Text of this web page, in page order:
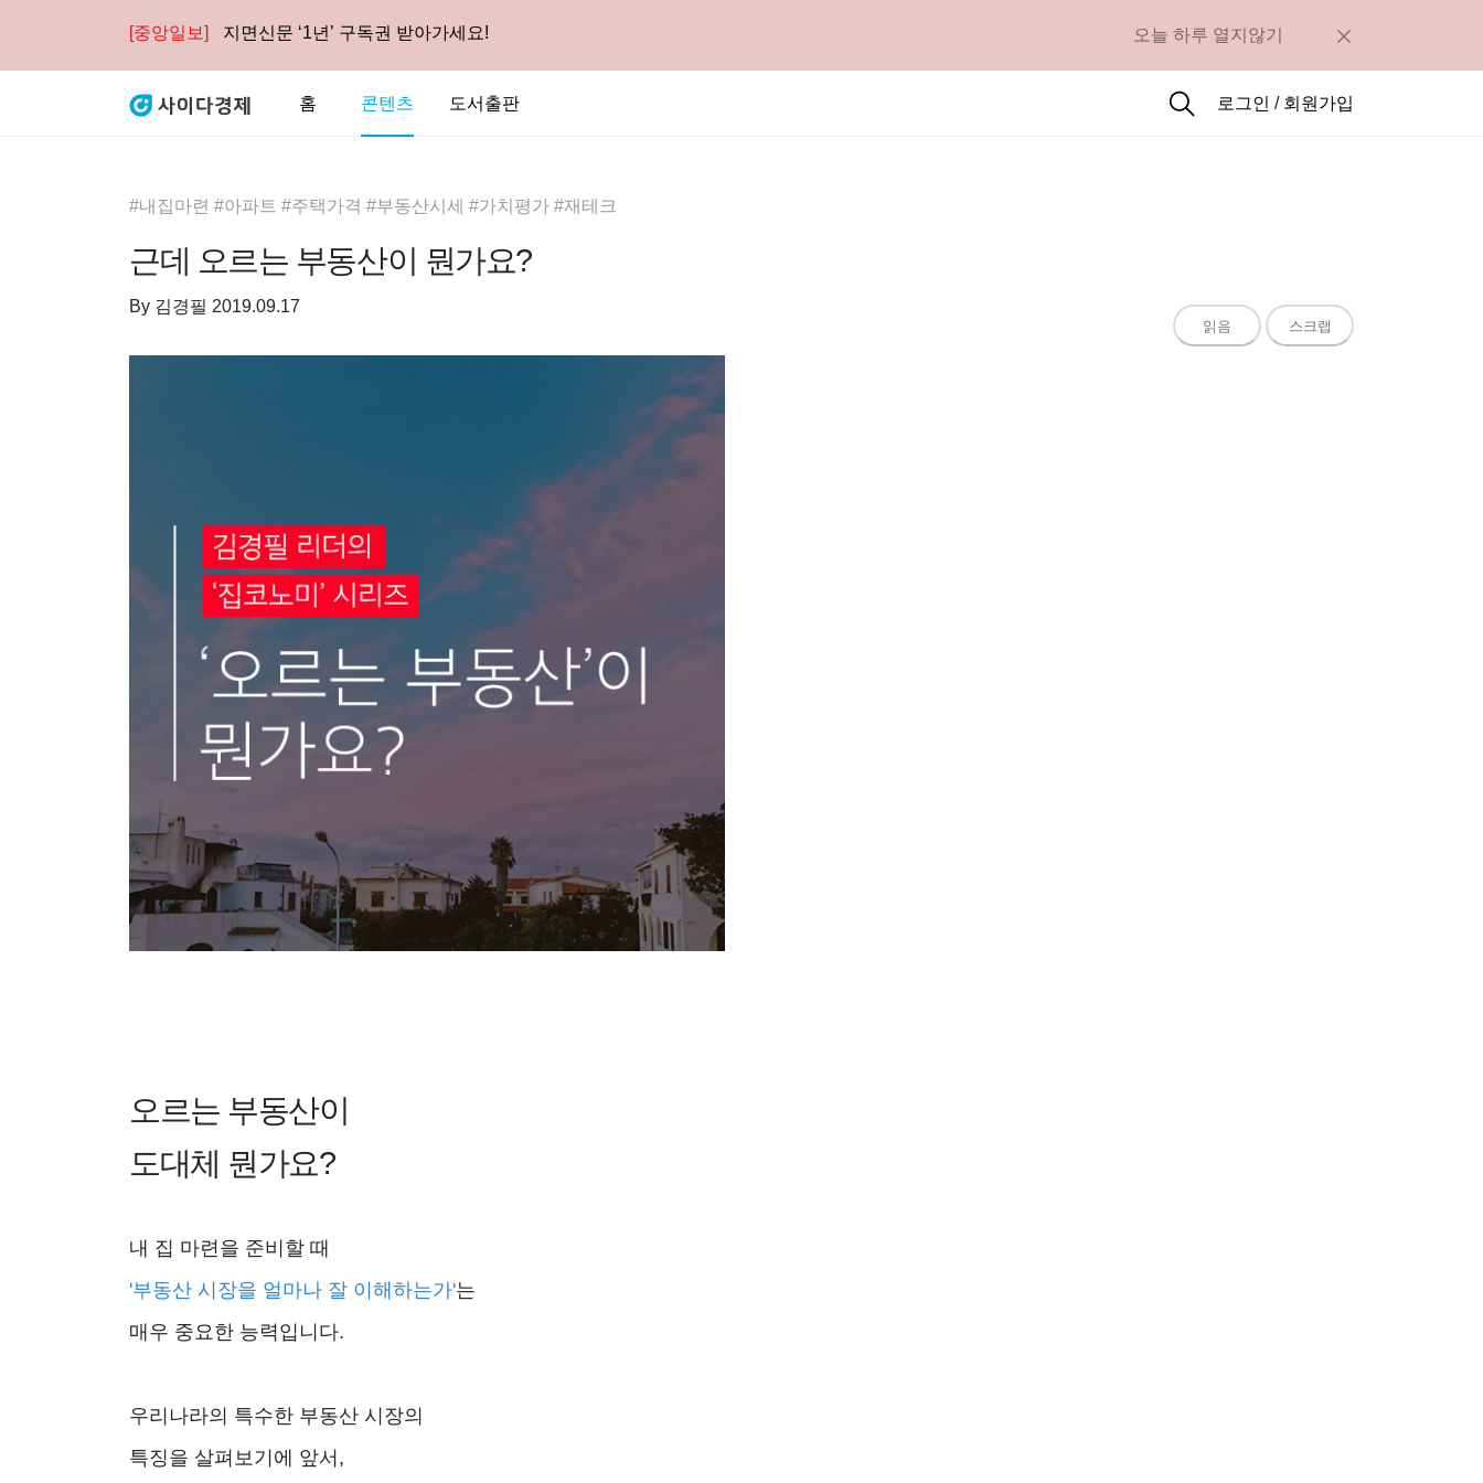
[중앙일보] 지면신문 ‘1년’ 구독권 받아가세요! 오늘 하루 열지않기
홈 콘텐츠 도서출판 로그인 / 회원가입
#내집마련 #아파트 #주택가격 #부동산시세 #가치평가 #재테크
근데 오르는 부동산이 뭔가요?
By 김경필 2019.09.17
읽음 스크랩
오르는 부동산이
도대체 뭔가요?
내 집 마련을 준비할 때
'부동산 시장을 얼마나 잘 이해하는가'는
매우 중요한 능력입니다.
우리나라의 특수한 부동산 시장의
특징을 살펴보기에 앞서,